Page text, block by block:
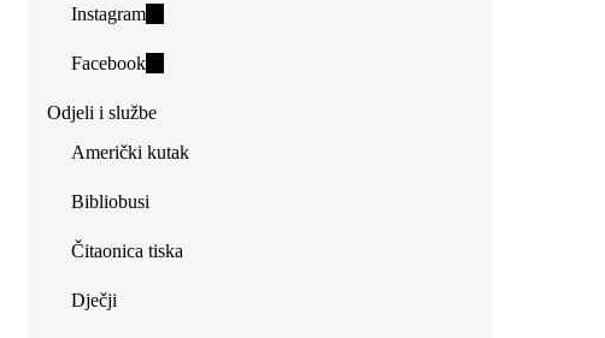
external)
Instagram(link
external)
Facebook(link
external)
Odjeli i službe
Američki kutak
Bibliobusi
Čitaonica tiska
Dječji